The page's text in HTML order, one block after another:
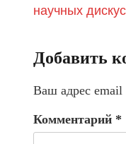
научных
Добавить
Ваш адрес email
Комментарий *